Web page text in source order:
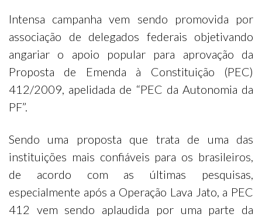
Intensa campanha vem sendo promovida por
associação de delegados federais objetivando
angariar o apoio popular para aprovação da
Proposta de Emenda à Constituição (PEC)
412/2009, apelidada de “PEC da Autonomia da
PF”.
Sendo uma proposta que trata de uma das
instituições mais confiáveis para os brasileiros,
de acordo com as últimas pesquisas,
especialmente após a Operação Lava Jato, a PEC
412 vem sendo aplaudida por uma parte da